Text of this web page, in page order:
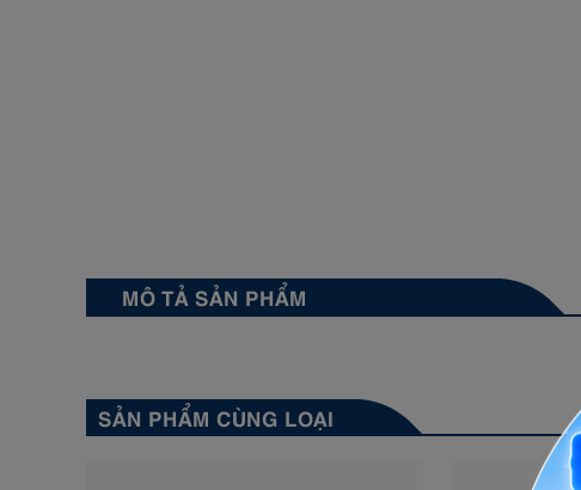
MÔ TẢ SẢN PHẨM
SẢN PHẨM CÙNG LOẠI